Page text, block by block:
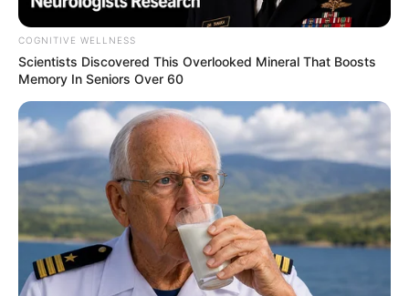
COGNITIVE WELLNESS
Scientists Discovered This Overlooked Mineral That Boosts
Memory In Seniors Over 60